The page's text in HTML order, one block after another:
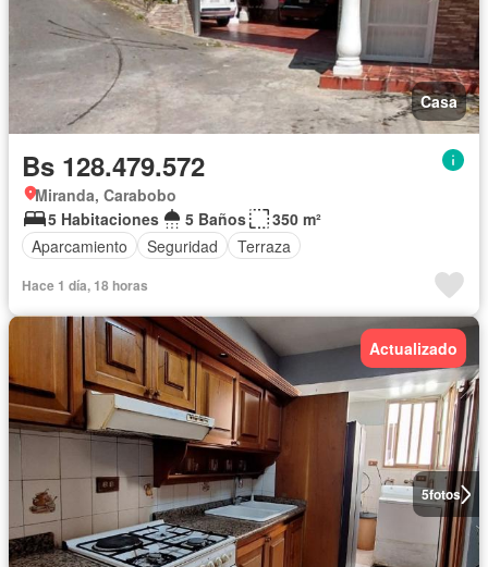
Casa
Bs 128.479.572
Miranda, Carabobo
5 Habitaciones
5 Baños
350 m²
Aparcamiento
Seguridad Terraza
Hace 1 día, 18 horas
5fotos
Actualizado